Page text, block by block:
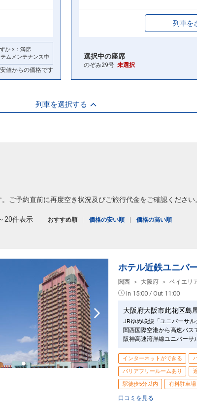
か ×：満席
ムメンテナンス中
値からの価格です
列車を
選択中の座席
のぞみ29号 未選択
列車を選択する
ご予約直前に再度空き状況及びご旅行代金をご確認ください
20件表示 おすすめ順 価格の安い順 価格の高い順
ホテル近鉄ユニバ
関西 大阪府 ベイエリ
In 15:00 / Out 11:00
大阪府大阪市此花区島
JRゆめ咲線「ユニバーサ
関西国際空港から高速バス
阪神高速湾岸線ユニバーサ
インターネットができる
バリアフリールームあり
駅徒歩5分以内
有料駐車場
口コミを見る